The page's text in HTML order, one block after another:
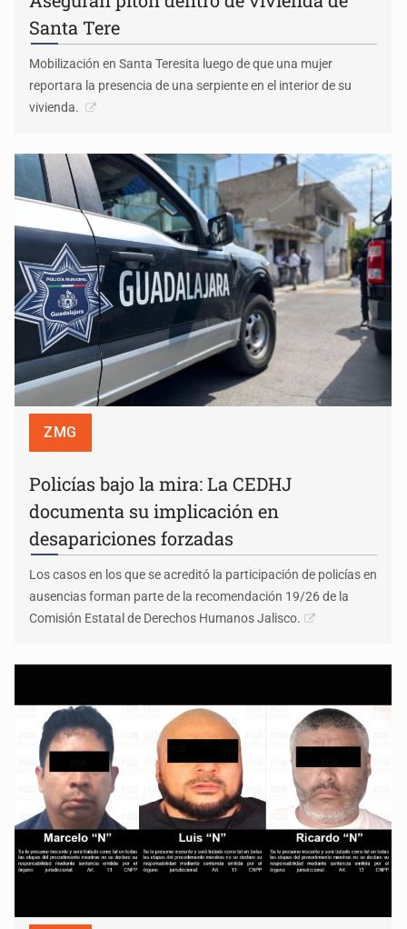
Santa Tere
Mobilización en Santa Teresita luego de que una mujer
reportara la presencia de una serpiente en el interior de su
vivienda.
ZMG
Policías bajo la mira: La CEDHJ
documenta su implicación en
desapariciones forzadas
Los casos en los que se acreditó la participación de policías en
ausencias forman parte de la recomendación 19/26 de la
Comisión Estatal de Derechos Humanos Jalisco.